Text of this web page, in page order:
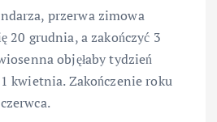
przerwa zimowa
20 grudnia, a zakończyć 3
objęłaby tydzień
kwietnia. Zakończenie roku